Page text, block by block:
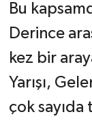
Bu
Derince
kez bir
Yarışı,
çok